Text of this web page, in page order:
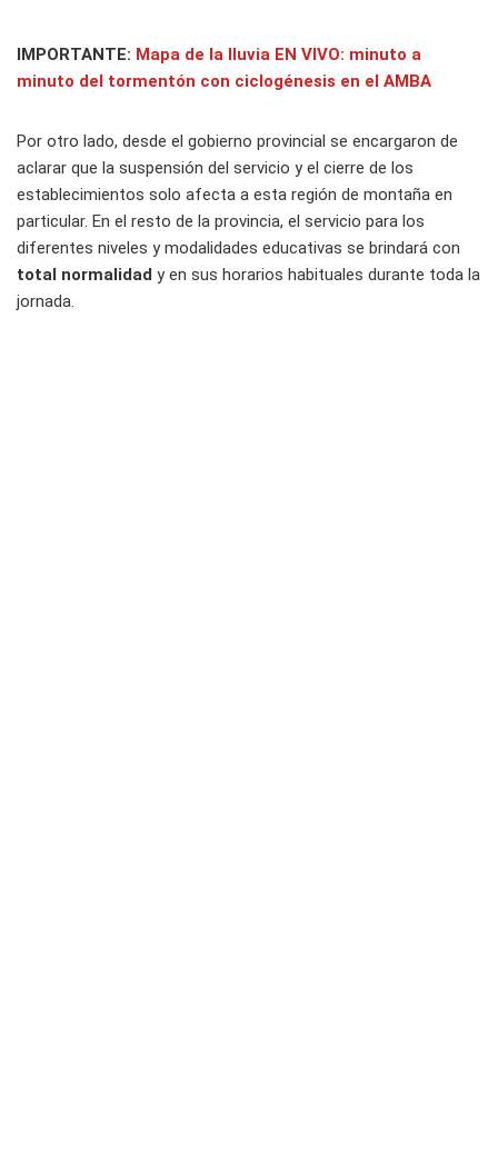
IMPORTANTE: Mapa de la lluvia EN VIVO: minuto a
minuto del tormentón con ciclogénesis en el AMBA
Por otro lado, desde el gobierno provincial se encargaron de
aclarar que la suspensión del servicio y el cierre de los
establecimientos solo afecta a esta región de montaña en
particular. En el resto de la provincia, el servicio para los
diferentes niveles y modalidades educativas se brindará con
total normalidad y en sus horarios habituales durante toda la
jornada.